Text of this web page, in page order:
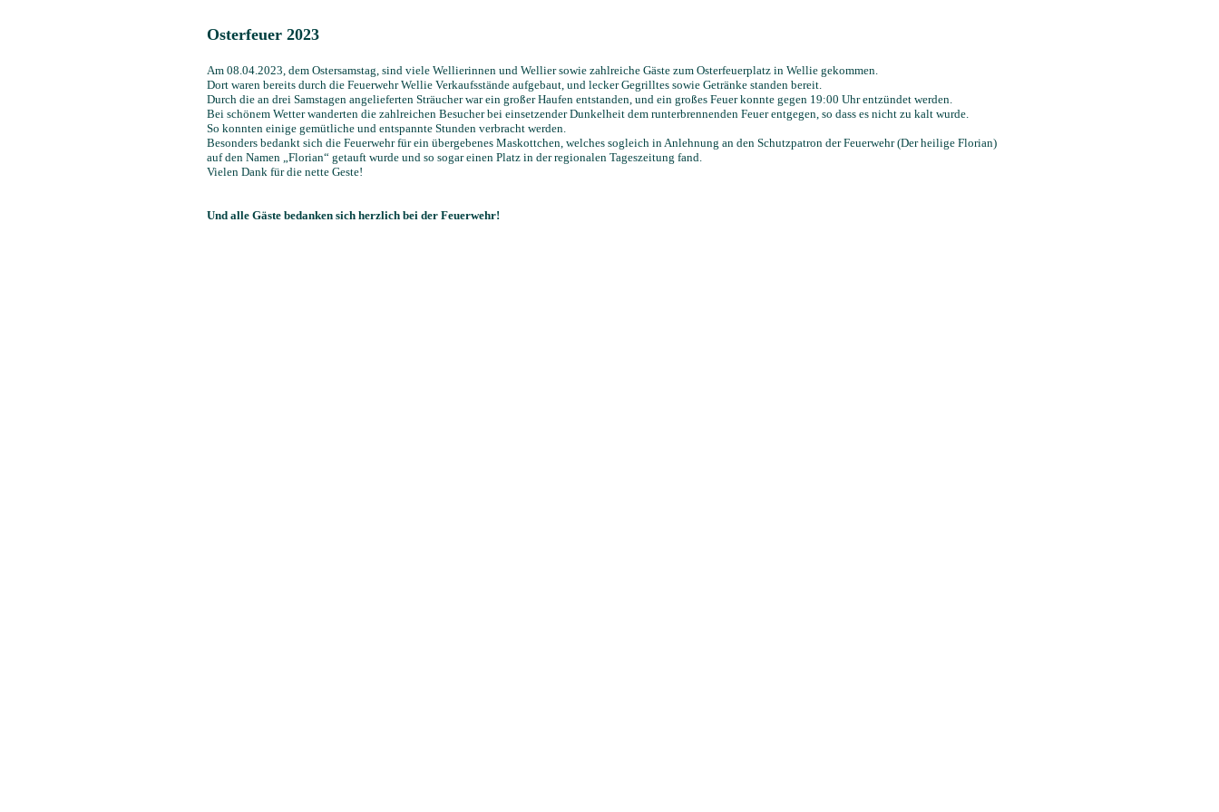
Osterfeuer 2023
Am 08.04.2023, dem Ostersamstag, sind viele Wellierinnen und Wellier sowie zahlreiche Gäste zum Osterfeuerplatz in Wellie gekommen.
Dort waren bereits durch die Feuerwehr Wellie Verkaufsstände aufgebaut, und lecker Gegrilltes sowie Getränke standen bereit.
Durch die an drei Samstagen angelieferten Sträucher war ein großer Haufen entstanden, und ein großes Feuer konnte gegen 19:00 Uhr entzündet werden.
Bei schönem Wetter wanderten die zahlreichen Besucher bei einsetzender Dunkelheit dem runterbrennenden Feuer entgegen, so dass es nicht zu kalt wurde.
So konnten einige gemütliche und entspannte Stunden verbracht werden.
Besonders bedankt sich die Feuerwehr für ein übergebenes Maskottchen, welches sogleich in Anlehnung an den Schutzpatron der Feuerwehr (Der heilige Florian)
auf den Namen „Florian“ getauft wurde und so sogar einen Platz in der regionalen Tageszeitung fand.
Vielen Dank für die nette Geste!
Und alle Gäste bedanken sich herzlich bei der Feuerwehr!